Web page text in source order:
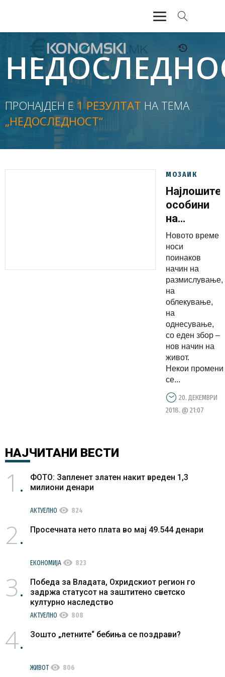
АКТУЕЛНО
ЕКОНОМИЈА
ФИНАНСИИ
БАНКАРСТВО
ЖИВОТ
ПРОНАЈДЕН Е1 РЕЗУЛТАТ НА ТЕМА
„НЕДОСЛЕДНОСТ“
МОЗАИК
Најлошите
особини
на
денешниот
маж
Новото време
носи
поинаков
начин на
размислување,
на
облекување,
на
однесување,
со еден збор –
нов начин на
живот.
Некои промени
се...
20. ДЕКЕМВРИ
2018. @ 21:07
НАЈЧИТАНИ ВЕСТИ
1
ФОТО: Запленет златен накит вреден 1,3
милиони денари
АКТУЕЛНО visibility 824
2 Просечната нето плата во мај 49.544 денари
ЕКОНОМИЈА visibility 823
3
Победа за Владата, Охридскиот регион го
задржа статусот на заштитено светско
културно наследство
АКТУЕЛНО visibility 808
4 Зошто „летните“ бебиња се поздрави?
ЖИВОТvisibility 806